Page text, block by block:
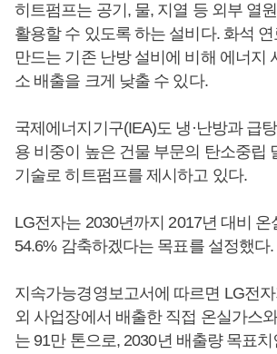
히트펌프는 공기, 물, 지열 등 외부 열
활용할 수 있도록 하는 설비다. 화석
만드는 기존 난방 설비에 비해 에너지
소 배출을 크게 낮출 수 있다.
국제에너지기구(IEA)도 냉·난방과 급
용 비중이 높은 건물 부문의 탄소중립
기술로 히트펌프를 제시하고 있다.
LG전자는 2030년까지 2017년 대비
54.6% 감축하겠다는 목표를 설정했다.
지속가능경영보고서에 따르면 LG전
외 사업장에서 배출한 직접 온실가스
는 91만 톤으로, 2030년 배출량 목표